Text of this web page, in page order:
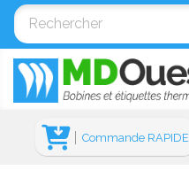
Commande RAPIDE